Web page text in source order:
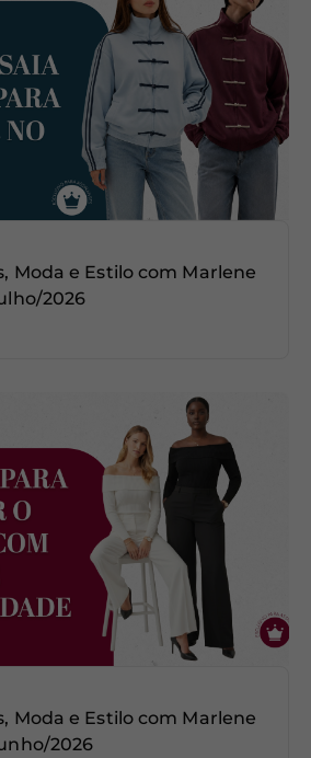
Moda e Estilo com Marlene
2026
Moda e Estilo com Marlene
2026